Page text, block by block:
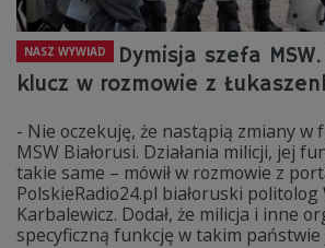
NASZ WYWIAD
Dymisja szefa
klucz w rozmowie z
- Nie oczekuję, że nastąpią zmiany w
MSW Białorusi. Działania milicji, jej
takie same – mówił w rozmowie z
PolskieRadio24.pl białoruski politolog
Karbalewicz. Dodał, że milicja i inne
specyficzną funkcję w takim państwie